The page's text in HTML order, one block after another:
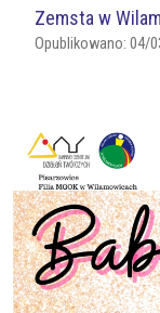
Zemsta w
Opublikowano: 04/